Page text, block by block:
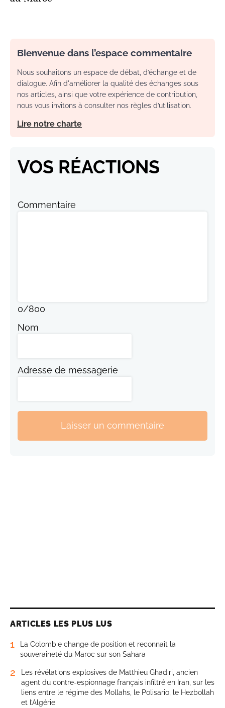
Bienvenue dans l’espace commentaire
Nous souhaitons un espace de débat, d’échange et de
dialogue. Afin d'améliorer la qualité des échanges sous
nos articles, ainsi que votre expérience de contribution,
nous vous invitons à consulter nos règles d’utilisation.
Lire notre charte
VOS RÉACTIONS
Commentaire
0/800
Nom
Adresse de messagerie
Laisser un commentaire
ARTICLES LES PLUS LUS
1
La Colombie change de position et reconnaît la
souveraineté du Maroc sur son Sahara
2
Les révélations explosives de Matthieu Ghadiri, ancien
agent du contre-espionnage français infiltré en Iran, sur les
liens entre le régime des Mollahs, le Polisario, le Hezbollah
et l’Algérie